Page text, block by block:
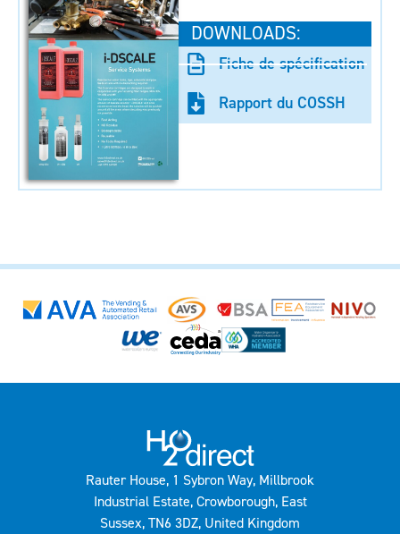
DOWNLOADS:
Fiche de spécification
Rapport du COSSH
Rauter House, 1 Sybron Way, Millbrook
Industrial Estate, Crowborough, East
Sussex, TN6 3DZ, United Kingdom